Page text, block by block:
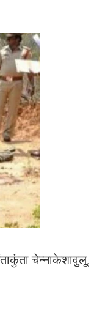
चेन्नाकेशावुलू,